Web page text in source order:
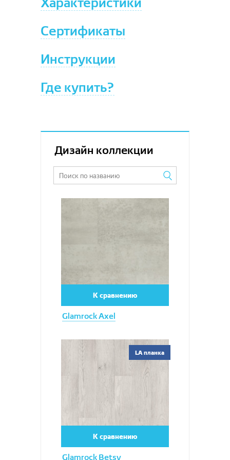
Версаль
Дольче
Сертификаты
Инструкции
Где купить?
Дизайн коллекции
Glamrock Axel
К сравнению
Glamrock Betsy
LA планка
К сравнению